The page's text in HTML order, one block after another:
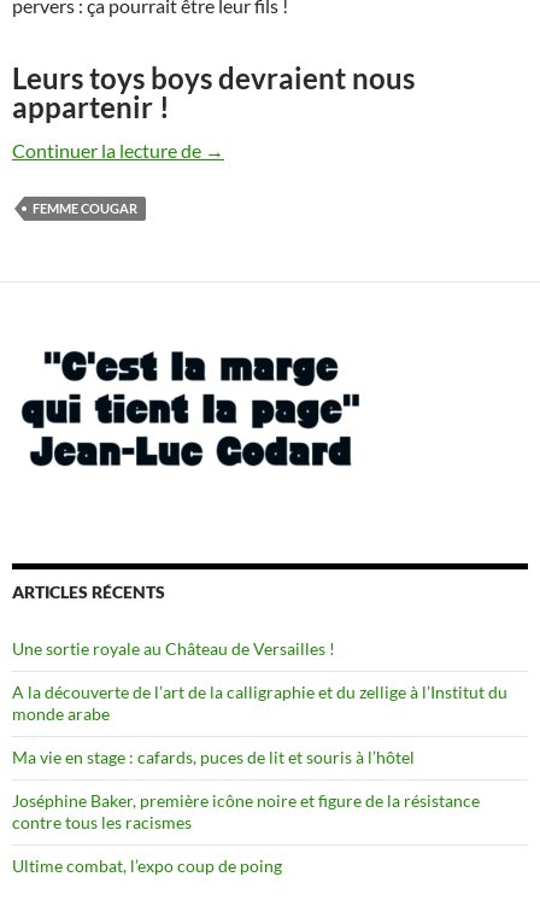
pervers : ça pourrait être leur fils !
Leurs toys boys devraient nous
appartenir !
Continuer la lecture de Pruneau, banane desséchée, ces mots
→
FEMME COUGAR
ARTICLES RÉCENTS
Une sortie royale au Château de Versailles !
A la découverte de l’art de la calligraphie et du zellige à l’Institut du
monde arabe
Ma vie en stage : cafards, puces de lit et souris à l’hôtel
Joséphine Baker, première icône noire et figure de la résistance
contre tous les racismes
Ultime combat, l’expo coup de poing